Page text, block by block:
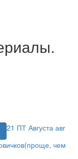
21 ПТ Августа авг